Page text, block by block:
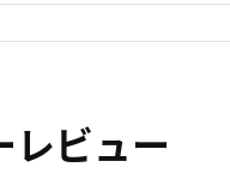
レビュー